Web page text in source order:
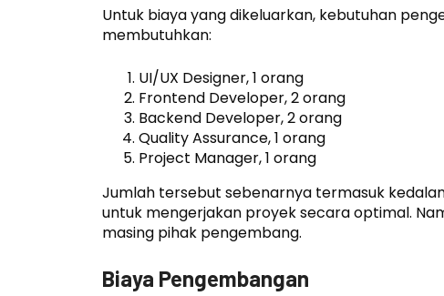
Untuk biaya yang dikeluarkan, kebutuhan
membutuhkan:
UI/UX Designer, 1 orang
Frontend Developer, 2 orang
Backend Developer, 2 orang
Quality Assurance, 1 orang
Project Manager, 1 orang
Jumlah tersebut sebenarnya termasuk
untuk mengerjakan proyek secara optimal.
masing pihak pengembang.
Biaya Pengembangan